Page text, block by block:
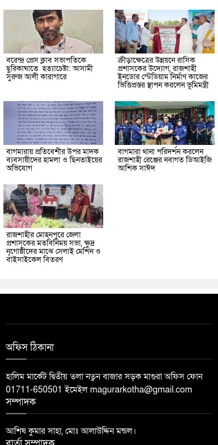
বরেন্দ্র প্রেস ক্লাব সভাপতিকে
ছুরিকাঘাতে হত্যাচেষ্টা: আসামী
সুরুজ আলী কারাগারে
ক্রীড়াক্ষেত্রের উন্নয়নে রাসিক
প্রশাসকের উদ্যোগ, রাজশাহী
ইনডোর স্টেডিয়াম নির্মাণ কাজের
ভিত্তিপ্রস্তর স্থাপন করলেন ভূমিমন্ত্রী
বাগমারায় প্রতিবেশীর উপর মাদক
ব্যবসায়ীদের হামলা ও ছিনতাইয়ের
অভিযোগ
বাগমারা থানা পরিদর্শন করলেন
রাজশাহী রেঞ্জের নবাগত ডিআইজি
আশিক সাঈদ
রাজশাহীর মোহনপুরে জেলা
প্রশাসকের মতবিনিময় সভা, ক্ষুদ্র
নৃগোষ্ঠীদের মাঝে সেলাই মেশিন ও
বাইসাইকেল বিতরণ
অফিস ঠিকানা
হালিম মার্কেট দ্বিতীয় তলা নতুন বাজার সড়ক মাগুরা অফিস ফোন
01711-650501 ইমেইল magurarkotha@gmail.com
সম্পাদক
আশিষ কুমার সাহা, মোঃ আলাউদ্দিন মন্ডল।